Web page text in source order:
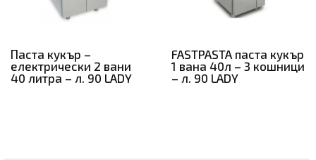
Паста кукър –
електрически 2 вани
40 литра – л. 90 LADY
FASTPASTA паста кукър
1 вана 40л – 3 кошници
– л. 90 LADY